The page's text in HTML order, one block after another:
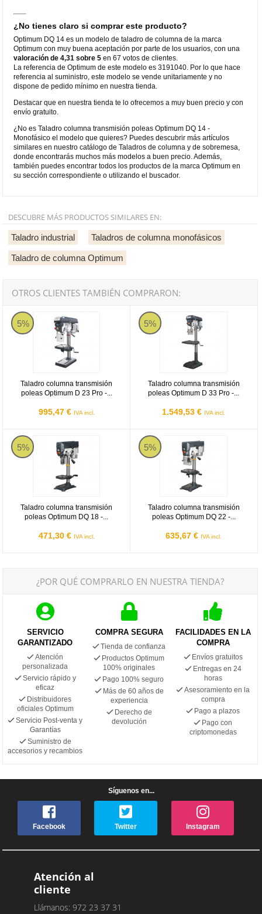
¿No tienes claro si comprar este producto?
Optimum DQ 14 es un modelo de taladro de columna de la marca
Optimum con muy buena aceptación por parte de los usuarios, con una
valoración de 4,31 sobre 5 en 67 votos de clientes.
La referencia de Optimum de este modelo es 3191040. Por lo que hace
referencia al suministro, este modelo se vende unitariamente y no
dispone de pedido mínimo en nuestra tienda.
Destacar que en nuestra tienda te lo ofrecemos a muy buen precio y con
envío gratuito.
¿No es Taladro columna transmisión poleas Optimum DQ 14 -
Monofásico el modelo que quieres? Puedes descubrir más artículos
similares en nuestro catálogo de Taladros de columna y de sobremesa,
donde encontrarás muchos más modelos a buen precio. Además,
también puedes encontrar todos los productos de la marca Optimum en
su sección correspondiente o utilizando el buscador.
DESCUBRE MÁS PRODUCTOS SIMILARES EN:
Taladro industrial Taladros de columna monofásicos
Taladro de columna Optimum
OTROS CLIENTES TAMBIÉN COMPRARON:
5%
Taladro columna transmisión
poleas Optimum D 23 Pro -...
995,47 € IVA incl.
Optimum D 23 Pro
5%
Taladro columna transmisión
poleas Optimum D 33 Pro -...
1.549,53 € IVA incl.
Optimum D 33 Pro
5%
Taladro columna transmisión
poleas Optimum DQ 18 -...
471,30 € IVA incl.
Optimum DQ 18
5%
Taladro columna transmisión
poleas Optimum DQ 22 -...
635,67 € IVA incl.
Optimum DQ 22
¿POR QUÉ COMPRARLO EN NUESTRA TIENDA?
SERVICIO
GARANTIZADO
Atención
personalizada
Servicio rápido y
eficaz
Distribuidores
oficiales Optimum
Servicio Post-venta y
Garantías
Suministro de
accesorios y recambios
COMPRA SEGURA
Tienda de confianza
Productos Optimum
100% originales
Pago 100% seguro
Más de 60 años de
experiencia
Derecho de
devolución
FACILIDADES EN LA
COMPRA
Envíos gratuitos
Entregas en 24
horas
Asesoramiento en la
compra
Pago a plazos
Pago con
criptomonedas
Síguenos en...
Facebook Twitter Instagram
Atención al
cliente
Llámanos: 972 23 37 31